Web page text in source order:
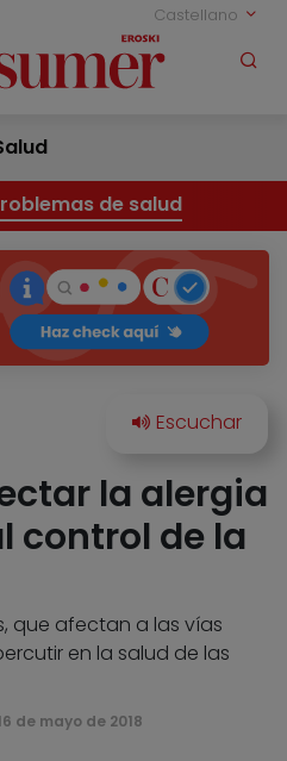
Castellano
de salud
la alergia
control de la
que afectan a las vías
en la salud de las
de mayo de 2018